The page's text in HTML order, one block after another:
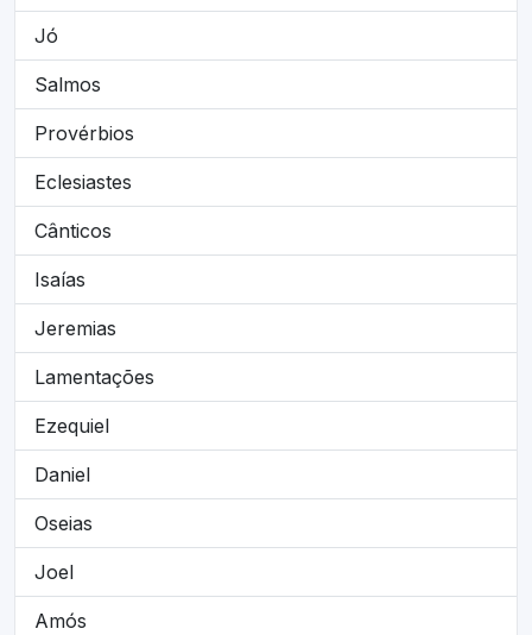
Jó
Salmos
Provérbios
Eclesiastes
Cânticos
Isaías
Jeremias
Lamentações
Ezequiel
Daniel
Oseias
Joel
Amós